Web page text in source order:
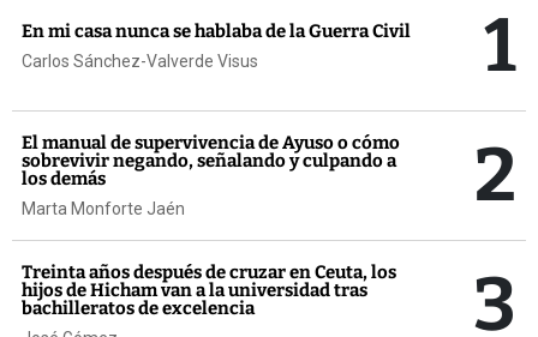
En mi casa nunca se hablaba de la Guerra Civil
Carlos Sánchez-Valverde Visus 1
El manual de supervivencia de Ayuso o cómo
sobrevivir negando, señalando y culpando a
los demás
Marta Monforte Jaén 2
Treinta años después de cruzar en Ceuta, los
hijos de Hicham van a la universidad tras
bachilleratos de excelencia
3